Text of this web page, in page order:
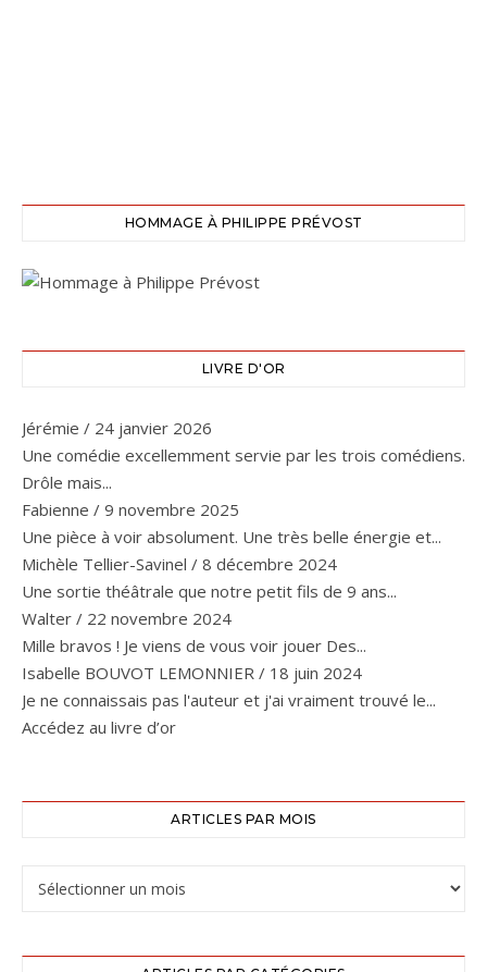
HOMMAGE À PHILIPPE PRÉVOST
LIVRE D'OR
Jérémie / 24 janvier 2026
Une comédie excellemment servie par les trois comédiens.
Drôle mais...
Fabienne / 9 novembre 2025
Une pièce à voir absolument. Une très belle énergie et...
Michèle Tellier-Savinel / 8 décembre 2024
Une sortie théâtrale que notre petit fils de 9 ans...
Walter / 22 novembre 2024
Mille bravos ! Je viens de vous voir jouer Des...
Isabelle BOUVOT LEMONNIER / 18 juin 2024
Je ne connaissais pas l'auteur et j'ai vraiment trouvé le...
Accédez au livre d’or
ARTICLES PAR MOIS